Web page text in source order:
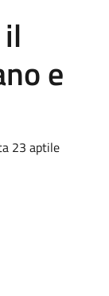
e
23 aptile